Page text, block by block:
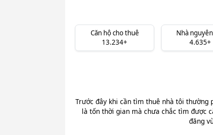
Căn hộ cho thuê
13.234+
Nhà
4.635+
Trước đây khi cần tìm thuê nhà tôi thường
là tốn thời gian mà chưa chắc tìm được
đăng